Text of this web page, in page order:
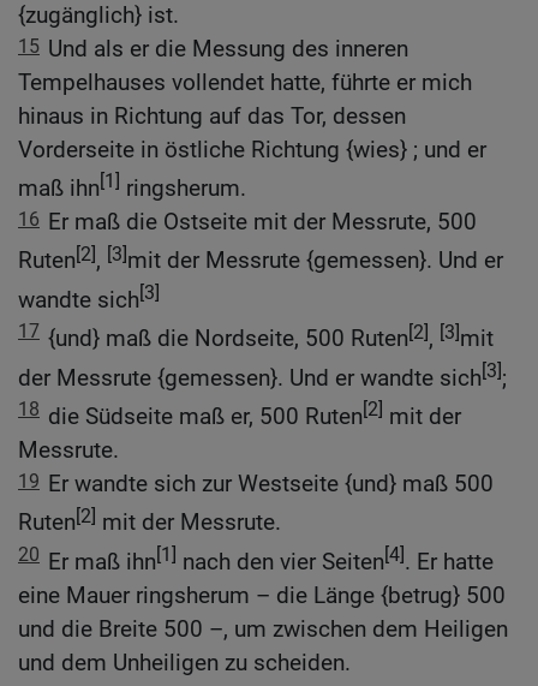
{zugänglich} ist.
15 Und als er die Messung des inneren
Tempelhauses vollendet hatte, führte er mich
hinaus in Richtung auf das Tor, dessen
Vorderseite in östliche Richtung {wies} ; und er
maß ihn[1] ringsherum.
16 Er maß die Ostseite mit der Messrute, 500
Ruten[2], [3]mit der Messrute {gemessen}. Und er
wandte sich[3]
17 {und} maß die Nordseite, 500 Ruten[2], [3]mit
der Messrute {gemessen}. Und er wandte sich[3];
18 die Südseite maß er, 500 Ruten[2] mit der
Messrute.
19 Er wandte sich zur Westseite {und} maß 500
Ruten[2] mit der Messrute.
20 Er maß ihn[1] nach den vier Seiten[4]. Er hatte
eine Mauer ringsherum – die Länge {betrug} 500
und die Breite 500 –, um zwischen dem Heiligen
und dem Unheiligen zu scheiden.